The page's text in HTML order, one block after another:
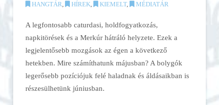
HANGTÁR, HÍREK, KIEMELT, MÉDIATÁR
A legfontosabb caturdasi, holdfogyatkozás,
napkitörések és a Merkúr hátráló helyzete. Ezek a
legjelentősebb mozgások az égen a következő
hetekben. Mire számíthatunk májusban? A bolygók
legerősebb pozíciójuk felé haladnak és áldásaikban is
részesülhetünk júniusban.